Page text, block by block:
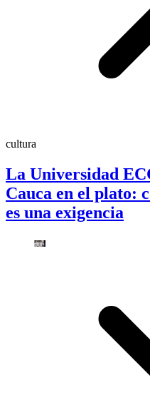
cultura
La Universidad
Cauca en el plato:
es una exigencia